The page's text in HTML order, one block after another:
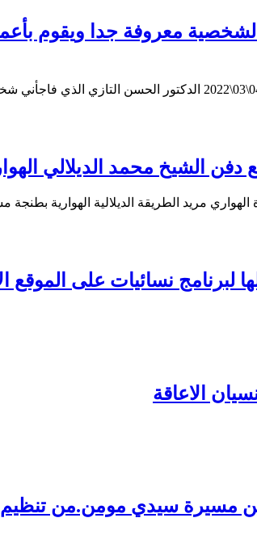
معروفة جدا ويقوم
دفن الشيخ محمد الديلالي
مريد الطريقة الديلالية الهوارية
نسائيات على الموقع
الاعاقة
مسيرة سيدي مومن.من